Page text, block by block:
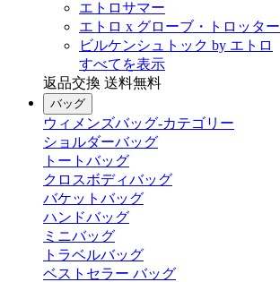
エトロサマー
エトロ x グローブ・トロッター
ビルケンシュトック by エトロ
すべてを表示
返品交換 送料無料
バッグ
ウィメンズバッグ-カテゴリー
ショルダーバッグ
トートバッグ
クロスボディバッグ
バケットバッグ
ハンドバッグ
ミニバッグ
トラベルバッグ
ベストセラー バッグ